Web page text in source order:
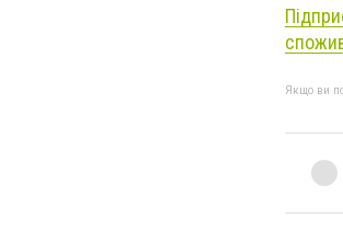
Якщо ви